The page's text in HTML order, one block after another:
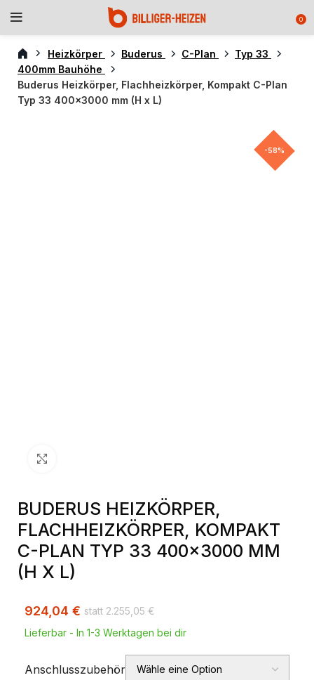
0
Heizkörper Buderus C-Plan
Typ 33
400mm Bauhöhe
Buderus Heizkörper, Flachheizkörper, Kompakt C-Plan
Typ 33 400×3000 mm (H x L)
-58%
BUDERUS HEIZKÖRPER,
FLACHHEIZKÖRPER, KOMPAKT
C-PLAN TYP 33 400×3000 MM
(H X L)
2.255,05 €
924,04 €
Lieferbar - In 1-3 Werktagen bei dir
Anschlusszubehör